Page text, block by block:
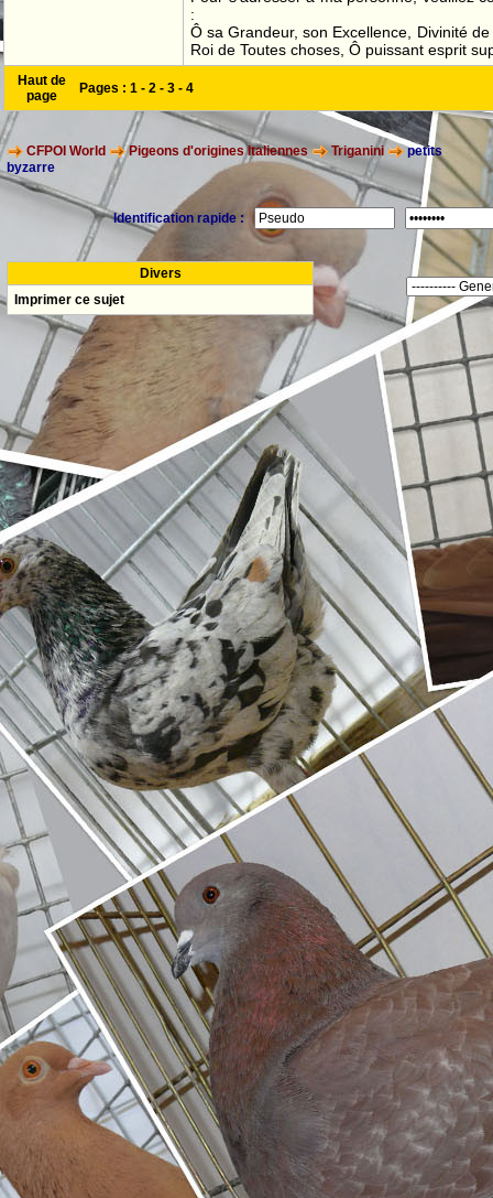
:
Ô sa Grandeur, son Excellence, Divinité
Roi de Toutes choses, Ô puissant esprit
Haut de
page
Pages : 1 - 2 - 3 - 4
CFPOI World Pigeons d'origines Italiennes Triganini
petits
byzarre
Identification rapide :
Divers
Imprimer ce sujet